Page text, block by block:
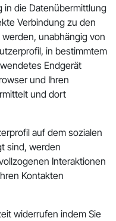
in die Datenübermittlung
Verbindung zu den
unabhängig von
in bestimmtem
Endgerät
und Ihren
und dort
auf dem sozialen
sind, werden
Interaktionen
Kontakten
widerrufen indem Sie